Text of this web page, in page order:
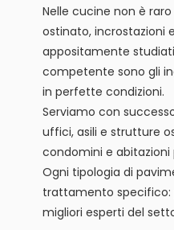
Nelle cucine non è
ostinato, incrostazioni
appositamente
competente sono gli
in perfette condizioni.
Serviamo con
uffici, asili e strutture
condomini e abitazioni
Ogni tipologia di
trattamento specifico:
migliori esperti del